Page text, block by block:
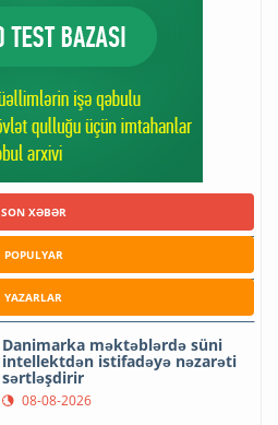
SON XƏBƏR
POPULYAR
YAZARLAR
Danimarka məktəblərdə süni
intellektdən istifadəyə nəzarəti
sərtləşdirir
08-08-2026